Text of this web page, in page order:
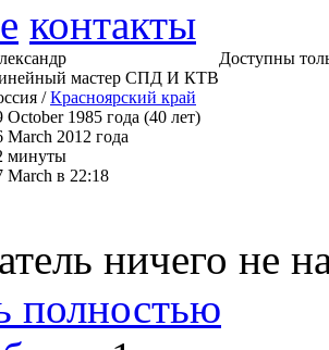
контакты
мастер СПД И КТВ
/Красноярский край
October 1985 года (40 лет)
March 2012 года
минуты
March в 22:18
Доступны
ничего не
полностью